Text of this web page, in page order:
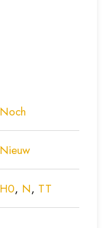
Noch
Nieuw
H0, N, TT